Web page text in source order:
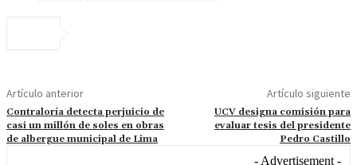
Artículo anterior
Contraloría detecta perjuicio de
casi un millón de soles en obras
de albergue municipal de Lima
Artículo siguiente
UCV designa comisión para
evaluar tesis del presidente
Pedro Castillo
- Advertisement -